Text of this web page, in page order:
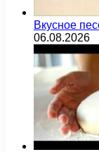
Вкусное
06.08.2026